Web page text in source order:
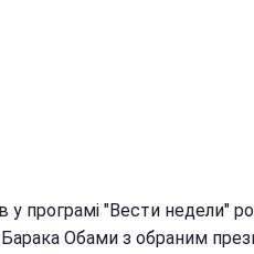
програмі "Вести недели"
Обами з обраним